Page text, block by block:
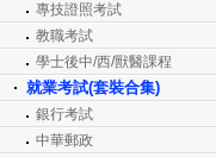
專技證照考試
教職考試
學士後中/西/獸醫課程
就業考試(套裝合集)
銀行考試
中華郵政